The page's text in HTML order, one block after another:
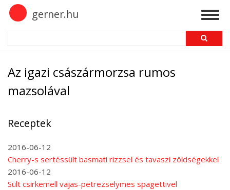
Skip
main
content
gerner.hu
Az igazi császármorzsa rumos
mazsolával
Receptek
2016-06-12
Cherry-s sertéssült basmati rizzsel és tavaszi zöldségekkel
2016-06-12
Sült csirkemell vajas-petrezselymes spagettivel